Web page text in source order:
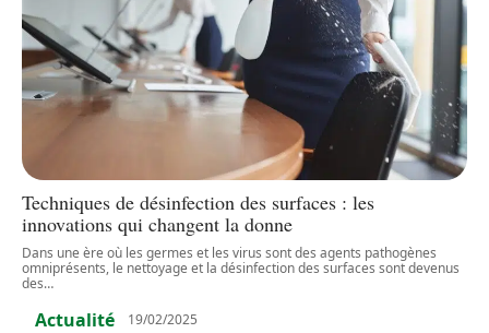
Techniques de désinfection des surfaces : les
innovations qui changent la donne
Dans une ère où les germes et les virus sont des agents pathogènes
omniprésents, le nettoyage et la désinfection des surfaces sont devenus
des…
Actualité 19/02/2025